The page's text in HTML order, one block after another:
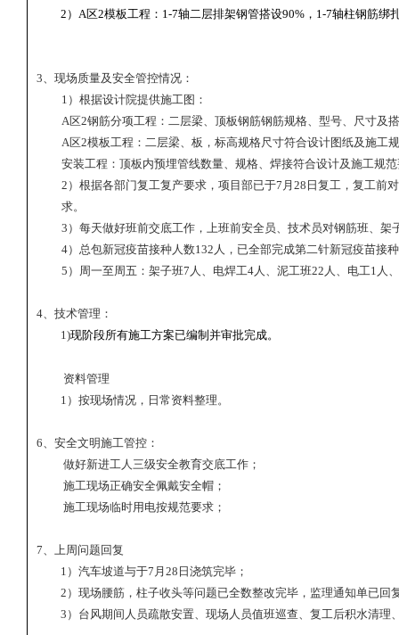
2 ） A区2模板工程： 1-7轴二层排架钢管搭设90%， 1-7轴柱钢筋绑
3 、现场质量及安全管控情况：
1 ）根据设计院提供施工图：
A区2钢筋分项工程：二层梁、顶板钢筋钢筋规格、型号、尺寸及
A区2模板工程：二层梁、板，标高规格尺寸符合设计图纸及施工
安装工程：顶板内预埋管线数量、规格、焊接符合设计及施工规
2 ）根据各部门复工复产要求，项目部已于7 月 28 日复工，复工前
求。
3 ）每天做好班前交底工作，上班前安全员、技术员对钢筋班、
4）总包新冠疫苗接种人数132 人，已全部完成第二针新冠疫苗接
5 ）周一至周五：架子班7 人、电焊工4人、泥工班22 人、电工1 人
4 、技术管理：
1)现阶段所有施工方案已编制并审批完成。
资料管理
1 ）按现场情况，日常资料整理。
6 、安全文明施工管控：
做好新进工人三级安全教育交底工作；
施工现场正确安全佩戴安全帽；
施工现场临时用电按规范要求；
7 、上周问题回复
1 ）汽车坡道与于7 月 28 日浇筑完毕；
2 ）现场腰筋，柱子收头等问题已全数整改完毕，监理通知单已回
3 ）台风期间人员疏散安置、现场人员值班巡查、复工后积水清